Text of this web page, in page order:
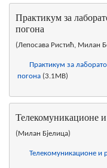
Практикум за
погона
(Лепосава Ристић, Милан
Практикум за
погона (3.1MB)
Телекомуникационе
(Милан Бјелица)
Телекомуникационе и